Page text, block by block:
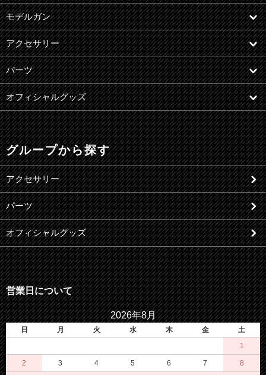
モデルガン
アクセサリー
パーツ
オフィシャルグッズ
グループから探す
アクセサリー
パーツ
オフィシャルグッズ
営業日について
2026年8月
日 月 火 水 木 金
土
1
2 3 4 5 6 7 8